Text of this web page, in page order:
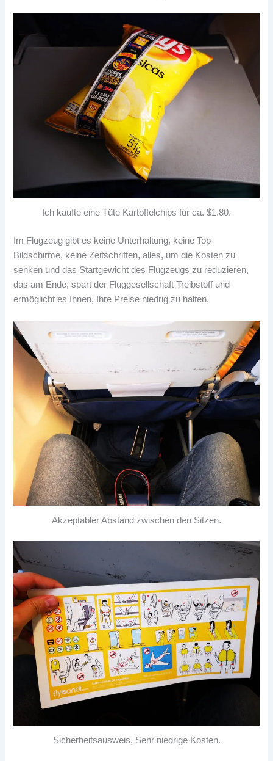
Ich kaufte eine Tüte Kartoffelchips für ca. $1.80.
Im Flugzeug gibt es keine Unterhaltung, keine Top-
Bildschirme, keine Zeitschriften, alles, um die Kosten zu
senken und das Startgewicht des Flugzeugs zu reduzieren,
das am Ende, spart der Fluggesellschaft Treibstoff und
ermöglicht es Ihnen, Ihre Preise niedrig zu halten.
Akzeptabler Abstand zwischen den Sitzen.
Sicherheitsausweis, Sehr niedrige Kosten.